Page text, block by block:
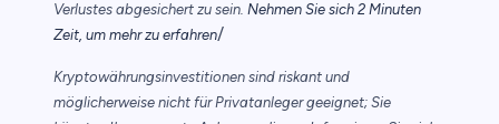
Verlustes abgesichert zu sein. Nehmen Sie sich 2 Minuten
Zeit, um mehr zu erfahren/
Kryptowährungsinvestitionen sind riskant und
möglicherweise nicht für Privatanleger geeignet; Sie